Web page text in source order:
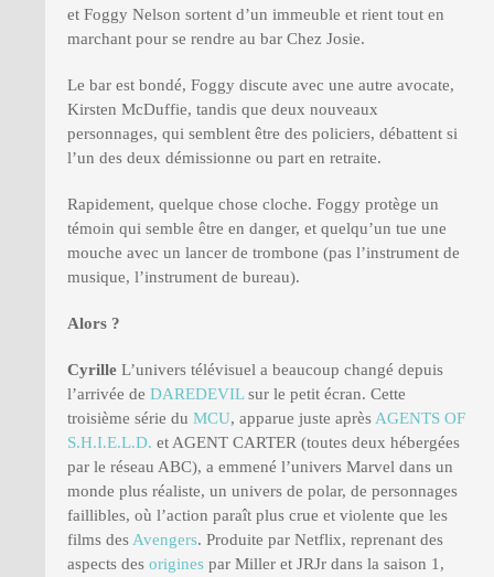
et Foggy Nelson sortent d’un immeuble et rient tout en
marchant pour se rendre au bar Chez Josie.
Le bar est bondé, Foggy discute avec une autre avocate,
Kirsten McDuffie, tandis que deux nouveaux
personnages, qui semblent être des policiers, débattent si
l’un des deux démissionne ou part en retraite.
Rapidement, quelque chose cloche. Foggy protège un
témoin qui semble être en danger, et quelqu’un tue une
mouche avec un lancer de trombone (pas l’instrument de
musique, l’instrument de bureau).
Alors ?
Cyrille L’univers télévisuel a beaucoup changé depuis
l’arrivée de DAREDEVILsur le petit écran. Cette
troisième série du MCU, apparue juste après AGENTS OF
S.H.I.E.L.D. et AGENT CARTER (toutes deux hébergées
par le réseau ABC), a emmené l’univers Marvel dans un
monde plus réaliste, un univers de polar, de personnages
faillibles, où l’action paraît plus crue et violente que les
films des Avengers. Produite par Netflix, reprenant des
aspects des origines par Miller et JRJr dans la saison 1,